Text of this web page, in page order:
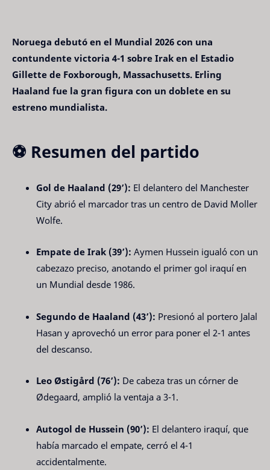
Noruega debutó en el Mundial 2026 con una
contundente victoria 4-1 sobre Irak en el Estadio
Gillette de Foxborough, Massachusetts. Erling
Haaland fue la gran figura con un doblete en su
estreno mundialista.
⚽ Resumen del partido
Gol de Haaland (29’): El delantero del Manchester
City abrió el marcador tras un centro de David Moller
Wolfe.
Empate de Irak (39’): Aymen Hussein igualó con un
cabezazo preciso, anotando el primer gol iraquí en
un Mundial desde 1986.
Segundo de Haaland (43’): Presionó al portero Jalal
Hasan y aprovechó un error para poner el 2-1 antes
del descanso.
Leo Østigård (76’): De cabeza tras un córner de
Ødegaard, amplió la ventaja a 3-1.
Autogol de Hussein (90’): El delantero iraquí, que
había marcado el empate, cerró el 4-1
accidentalmente.